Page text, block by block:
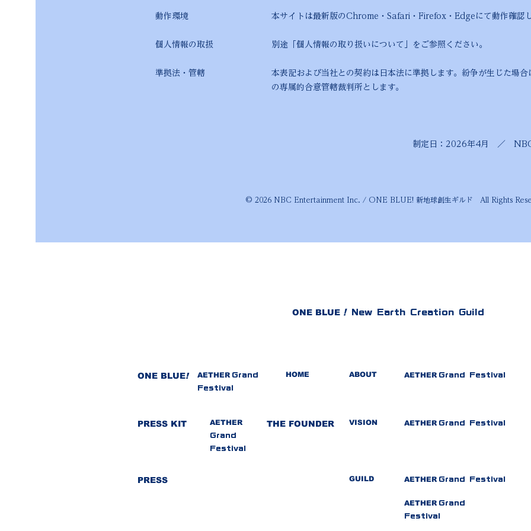
動作環境 本サイトは最新版のChrome・Safari・Firefox・Edgeにて動作確認し
個人情報の取扱 別途「個人情報の取り扱いについて」をご参照ください。
準拠法・管轄 本表記および当社との契約は日本法に準拠します。紛争が生じた場合は
の専属的合意管轄裁判所とします。
制定日：2026年4月 ／ NBC
© 2026 NBC Entertainment Inc. / ONE BLUE! 新地球創生ギルド All Rights
ONE BLUE ! New Earth Creation Guild
ONE BLUE!​ AETHER Grand
Festival
HOME ABOUT AETHER Grand Festival
​PRESS KIT AETHER
Grand
Festival
​THE FOUNDER VISION AETHER Grand Festival
​PRESS GUILD AETHER Grand Festival
AETHER Grand
Festival